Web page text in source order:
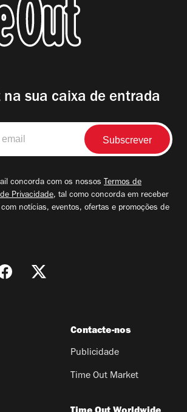
na sua caixa de entrada
concorda com os nossos Termos de
Privacidade, tal como concorda em receber
notícias, eventos, ofertas e promoções de
Contacte-nos
Publicidade
Time Out Market